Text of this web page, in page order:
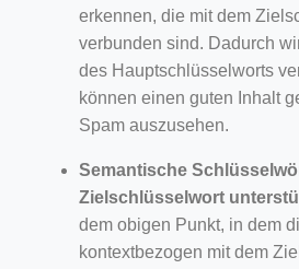
erkennen, die mit dem
verbunden sind. Dadurch
des Hauptschlüsselworts
können einen guten Inhalt
Spam auszusehen.
Semantische
Zielschlüsselwort
dem obigen Punkt, in dem
kontextbezogen mit dem